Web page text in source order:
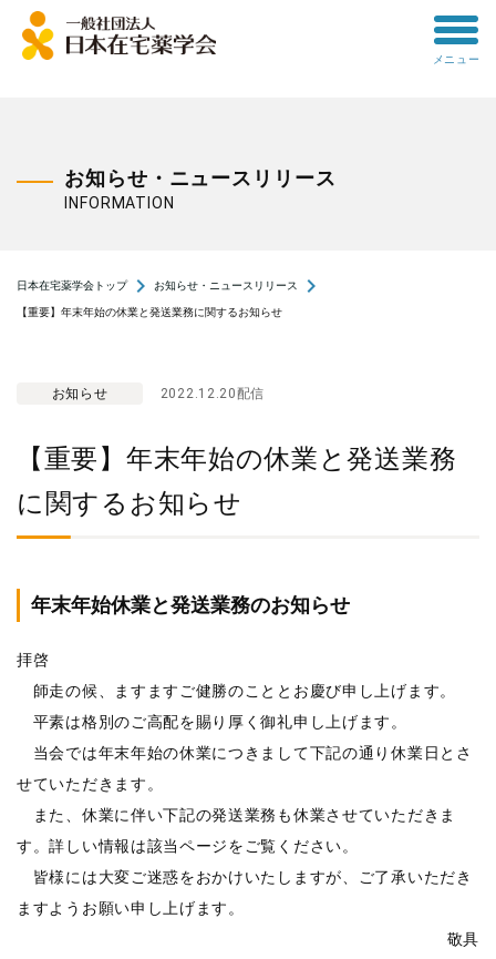
toggle
メニュー
お知らせ・ニュースリリース
INFORMATION
日本在宅薬学会トップnavigate_next お知らせ・ニュースリリース navigate_next
【重要】年末年始の休業と発送業務に関するお知らせ
お知らせ 2022.12.20配信
【重要】年末年始の休業と発送業務
に関するお知らせ
年末年始休業と発送業務のお知らせ
拝啓
師走の候、ますますご健勝のこととお慶び申し上げます。
平素は格別のご高配を賜り厚く御礼申し上げます。
当会では年末年始の休業につきまして下記の通り休業日とさ
せていただきます。
また、休業に伴い下記の発送業務も休業させていただきま
す。詳しい情報は該当ページをご覧ください。
皆様には大変ご迷惑をおかけいたしますが、ご了承いただき
ますようお願い申し上げます。
敬具